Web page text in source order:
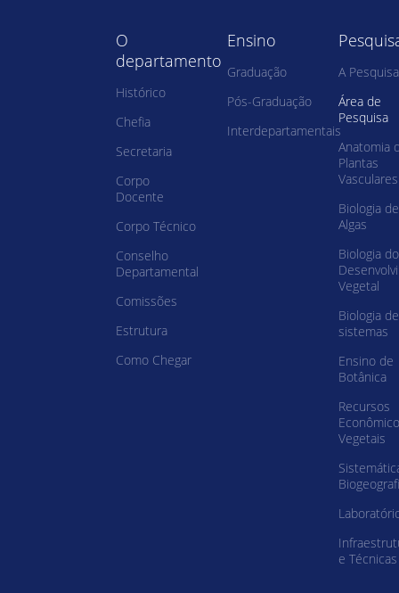
O
departamento
Histórico
Chefia
Secretaria
Corpo
Docente
Corpo Técnico
Conselho
Departamental
Comissões
Estrutura
Como Chegar
Ensino
Graduação
Pós-Graduação
Interdepartamentais
A Pesquisa
Área de
Pesquisa
Anatomia
Plantas
Vasculares
Biologia de
Algas
Biologia do
Vegetal
Biologia de
sistemas
Ensino de
Botânica
Recursos
Vegetais
e Técnicas